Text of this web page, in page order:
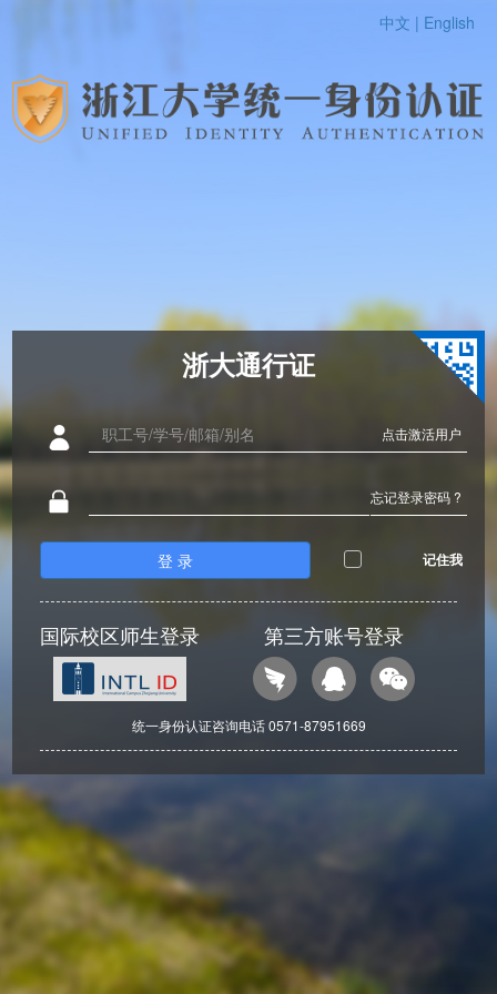
中文 | English
浙大通行证
点击激活用户
忘记登录密码 ?
登 录 记住我
国际校区师生登录 第三方账号登录
统一身份认证咨询电话 0571-87951669